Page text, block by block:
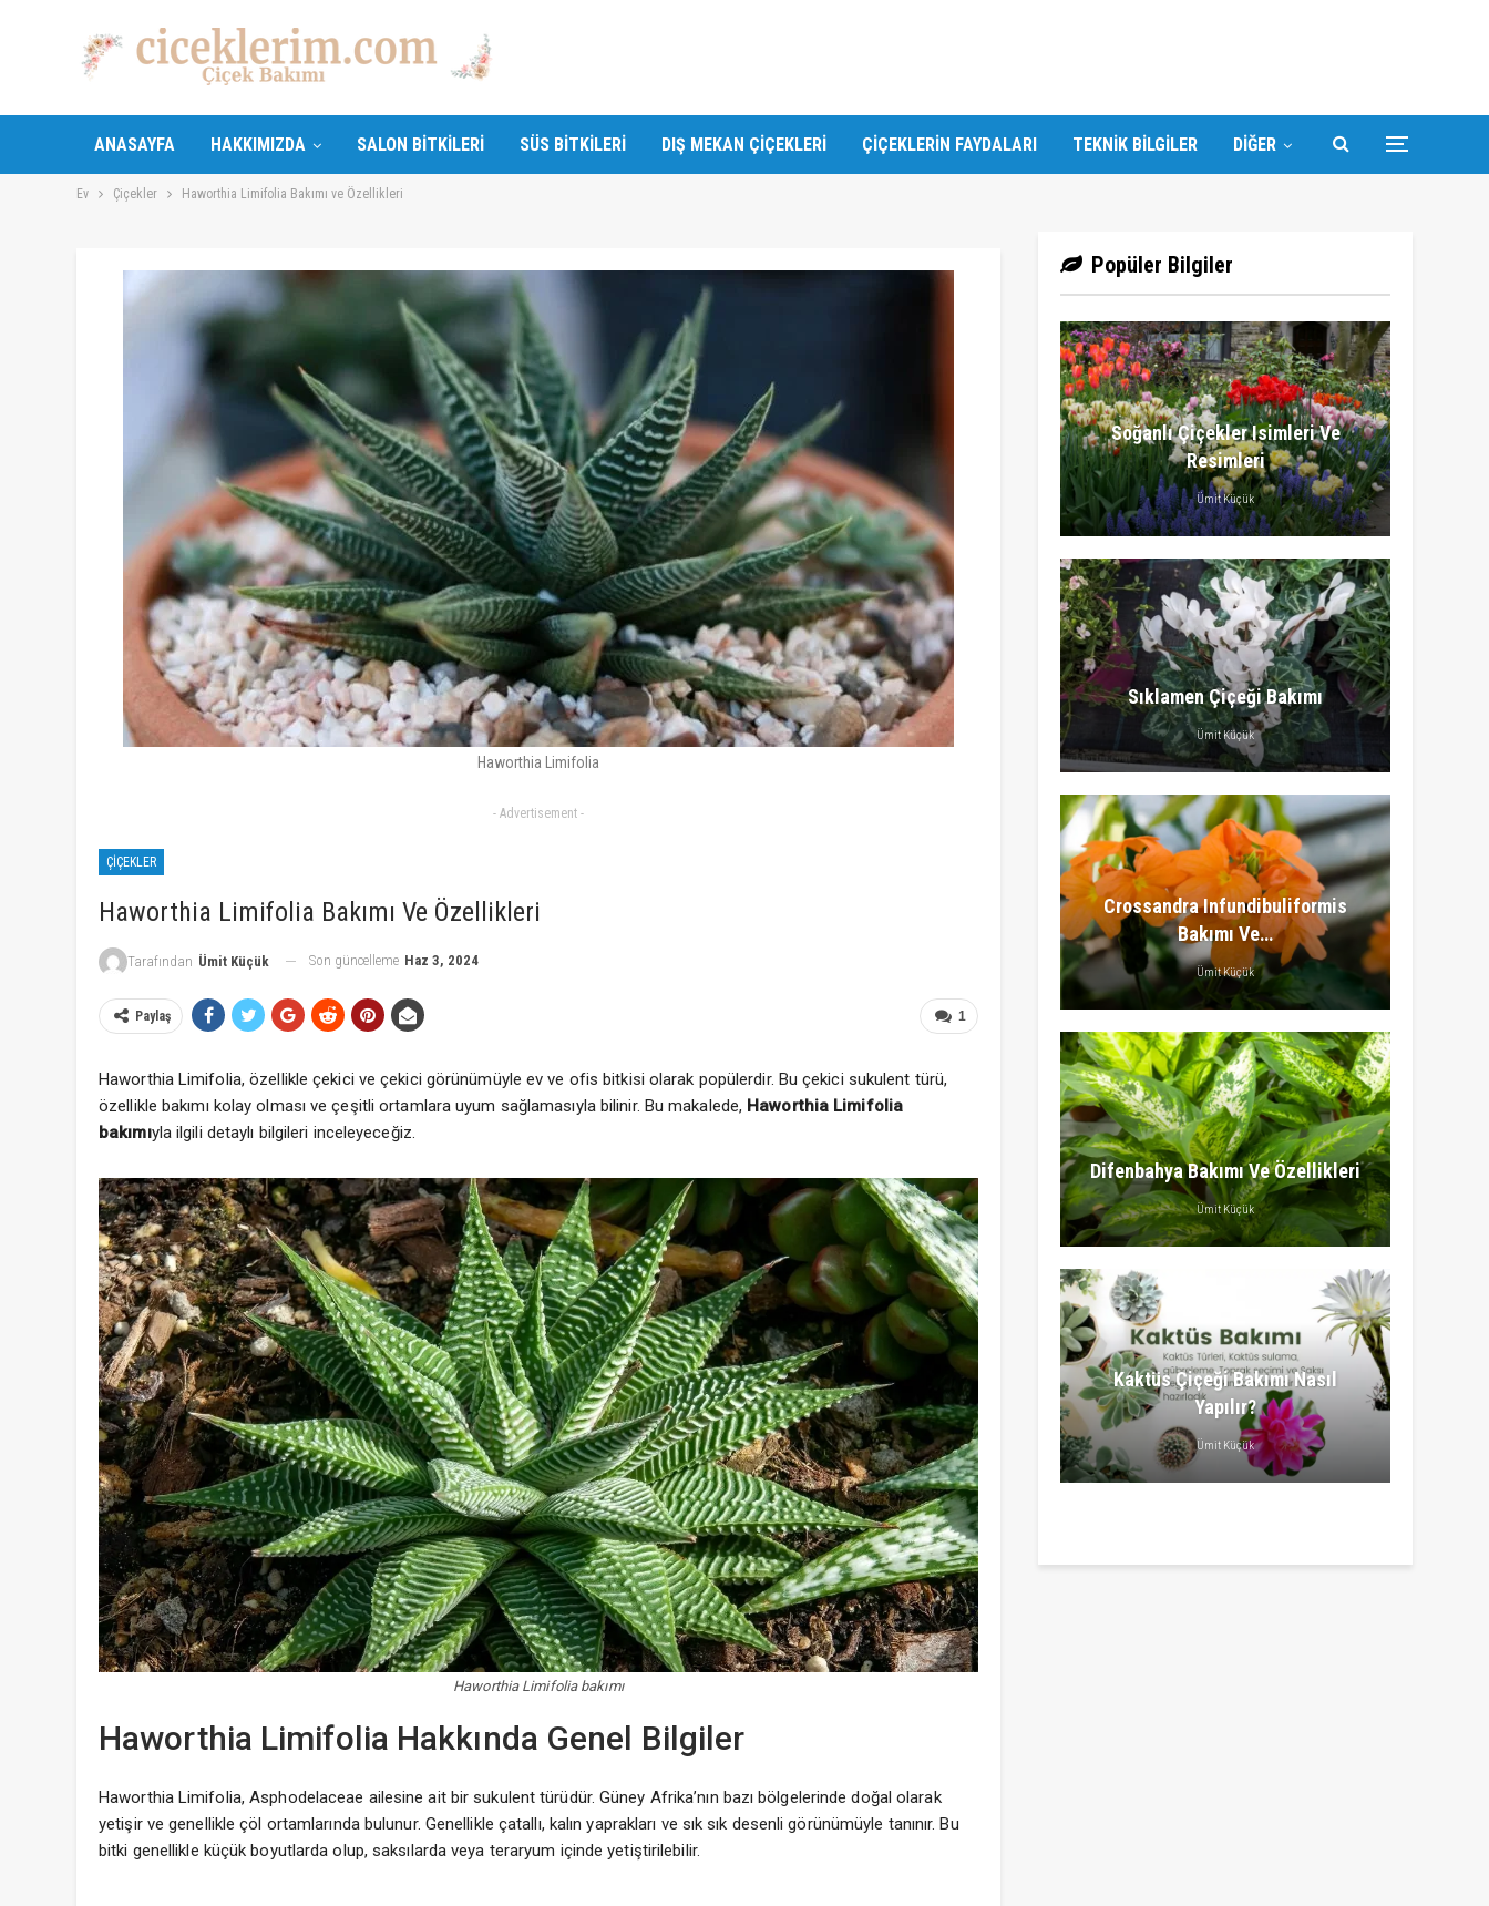
ANASAYFA HAKKIMIZDA SALON BITKILERI SÜS BITKILERI DIŞ MEKAN ÇIÇEKLERI ÇIÇEKLERIN FAYDALARI TEKNIK BILGILER DIĞER
Ev Çiçekler Haworthia Limifolia Bakımı ve Özellikleri
Haworthia Limifolia
- Advertisement -
ÇIÇEKLER
Haworthia Limifolia Bakımı Ve Özellikleri
Tarafından Ümit Küçük Son güncelleme Haz 3, 2024
1
Paylaş
Haworthia Limifolia, özellikle çekici ve çekici görünümüyle ev ve ofis bitkisi olarak popülerdir. Bu çekici sukulent türü,
özellikle bakımı kolay olması ve çeşitli ortamlara uyum sağlamasıyla bilinir. Bu makalede, Haworthia Limifolia
bakımıyla ilgili detaylı bilgileri inceleyeceğiz.
Haworthia Limifolia bakımı
Haworthia Limifolia Hakkında Genel Bilgiler
Haworthia Limifolia, Asphodelaceae ailesine ait bir sukulent türüdür. Güney Afrika’nın bazı bölgelerinde doğal olarak
yetişir ve genellikle çöl ortamlarında bulunur. Genellikle çatallı, kalın yaprakları ve sık sık desenli görünümüyle tanınır. Bu
bitki genellikle küçük boyutlarda olup, saksılarda veya teraryum içinde yetiştirilebilir.
Popüler Bilgiler
Soğanlı Çiçekler Isimleri Ve
Resimleri
Ümit Küçük
Sıklamen Çiçeği Bakımı
Ümit Küçük
Crossandra Infundibuliformis
Bakımı Ve…
Ümit Küçük
Difenbahya Bakımı Ve Özellikleri
Ümit Küçük
Kaktüs Çiçeği Bakımı Nasıl
Yapılır?
Ümit Küçük